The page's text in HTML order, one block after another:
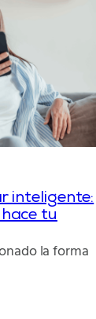
inteligente:
tu
la forma